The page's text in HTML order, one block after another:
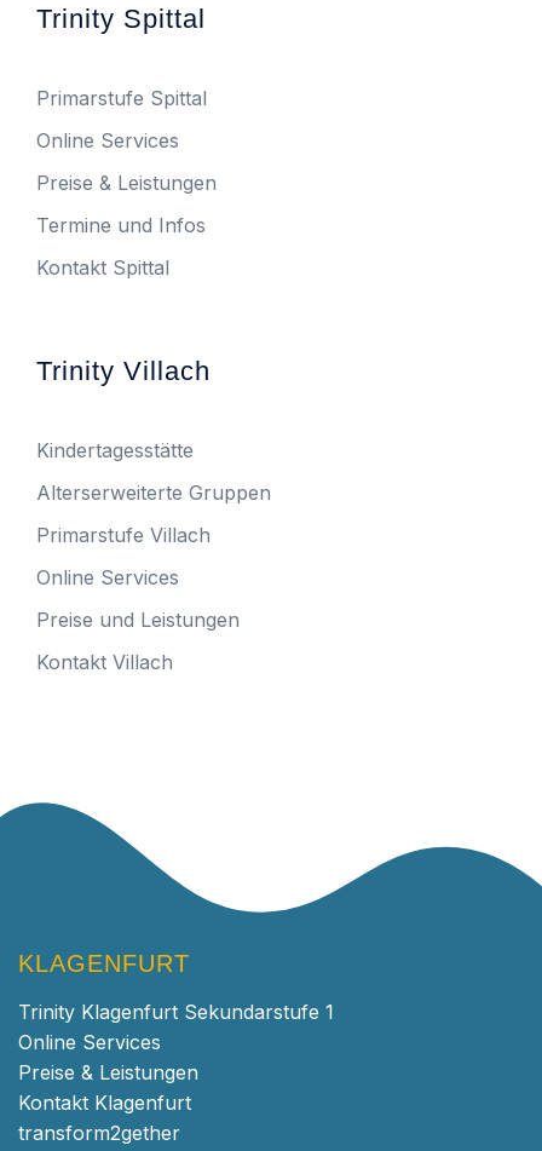
Trinity Spittal
Primarstufe Spittal
Online Services
Preise & Leistungen
Termine und Infos
Kontakt Spittal
Trinity Villach
Kindertagesstätte
Alterserweiterte Gruppen
Primarstufe Villach
Online Services
Preise und Leistungen
Kontakt Villach
KLAGENFURT
Trinity Klagenfurt Sekundarstufe 1
Online Services
Preise & Leistungen
Kontakt Klagenfurt
transform2gether